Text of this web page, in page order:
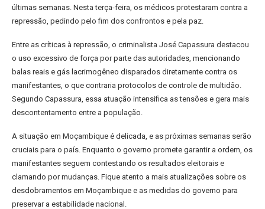
últimas semanas. Nesta terça-feira, os médicos protestaram contra a
repressão, pedindo pelo fim dos confrontos e pela paz.
Entre as críticas à repressão, o criminalista José Capassura destacou
o uso excessivo de força por parte das autoridades, mencionando
balas reais e gás lacrimogêneo disparados diretamente contra os
manifestantes, o que contraria protocolos de controle de multidão.
Segundo Capassura, essa atuação intensifica as tensões e gera mais
descontentamento entre a população.
A situação em Moçambique é delicada, e as próximas semanas serão
cruciais para o país. Enquanto o governo promete garantir a ordem, os
manifestantes seguem contestando os resultados eleitorais e
clamando por mudanças. Fique atento a mais atualizações sobre os
desdobramentos em Moçambique e as medidas do governo para
preservar a estabilidade nacional.